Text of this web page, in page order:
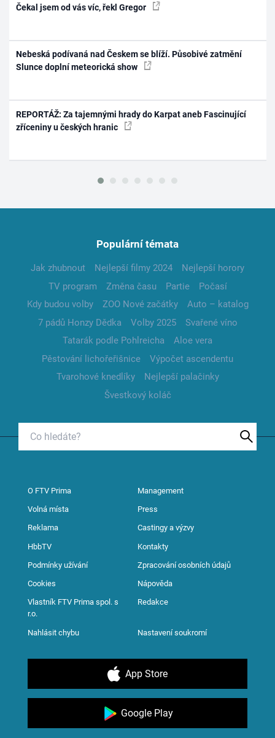
Čekal jsem od vás víc, řekl Gregor
Nebeská podívaná nad Českem se blíží. Působivé zatmění
Slunce doplní meteorická show
REPORTÁŽ: Za tajemnými hrady do Karpat aneb Fascinující
zříceniny u českých hranic
Populární témata
Jak zhubnout Nejlepší filmy 2024
Nejlepší horory
TV program
Změna času Partie
Počasí
Kdy budou volby
ZOO Nové začátky
Auto – katalog
7 pádů Honzy Dědka
Volby 2025
Svařené víno
Tatarák podle Pohlreicha
Aloe vera
Pěstování lichořeřišnice
Výpočet ascendentu
Tvarohové knedlíky
Nejlepší palačinky
Švestkový koláč
O FTV Prima Management
Volná místa Press
Reklama Castingy a výzvy
HbbTV Kontakty
Podmínky užívání Zpracování osobních údajů
Cookies Nápověda
Vlastník FTV Prima spol. s
r.o.
Redakce
Nahlásit chybu Nastavení soukromí
App Store
Google Play